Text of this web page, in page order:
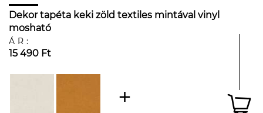
Dekor tapéta keki zöld textiles mintával vinyl
mosható
ÁR:
15 490 Ft